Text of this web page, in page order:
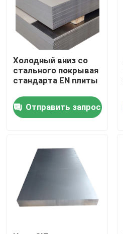
Ролики
О нас
Путешествие фабрики
Проверка качества
Спросите цитату
Алюминиевая плита листа
Холодный вниз со
стального покрывая
стандарта EN плиты
Отправить запрос